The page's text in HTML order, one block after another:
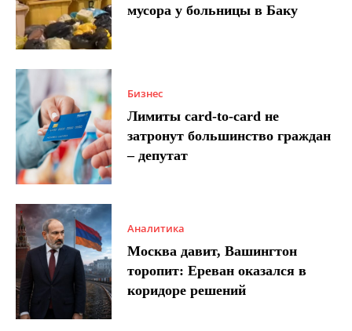
мусора у больницы в Баку
Бизнес
Лимиты card-to-card не
затронут большинство граждан
– депутат
Аналитика
Москва давит, Вашингтон
торопит: Ереван оказался в
коридоре решений